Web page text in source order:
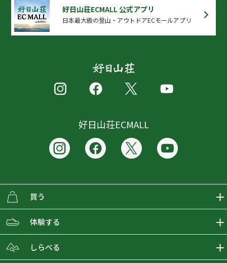
好日山荘ECMALL 公式アプリ
日本最大級の登山・アウトドアECモールアプリ
好日山荘ECMALL
買う
ECMALLの商品をさがす
取り扱いブランド一覧
体験する
おとな女子登山部
しらべる